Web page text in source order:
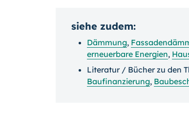
siehe zudem:
Dämmung,
erneuerbare Energien,
Literatur / Bücher zu den
Baufinanzierung,